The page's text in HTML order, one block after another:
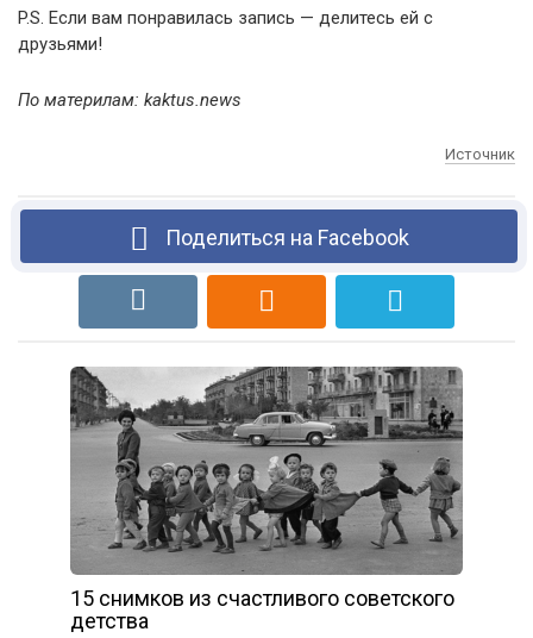
P.S. Если вам понравилась запись — делитесь ей с
друзьями!
По материлам: kaktus.news
Источник
Поделиться на Facebook
15 снимков из счастливого советского
детства